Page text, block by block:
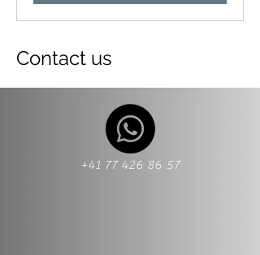
Contact us
+41 77 426 86 57